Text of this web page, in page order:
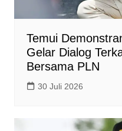
Temui
Gelar Dialog
Bersama PLN
30 Juli 2026